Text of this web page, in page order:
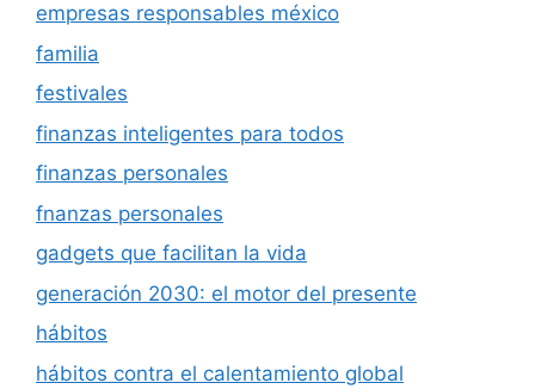
empresas responsables méxico
familia
festivales
finanzas inteligentes para todos
finanzas personales
fnanzas personales
gadgets que facilitan la vida
generación 2030: el motor del presente
hábitos
hábitos contra el calentamiento global